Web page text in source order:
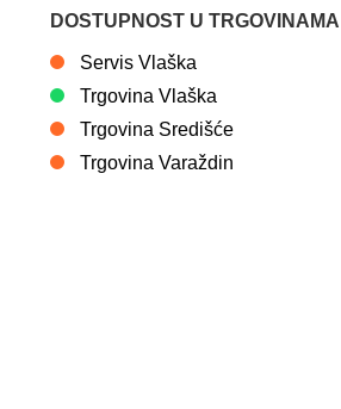
DOSTUPNOST U TRGOVINAMA
Servis Vlaška
Trgovina Vlaška
Trgovina Središće
Trgovina Varaždin